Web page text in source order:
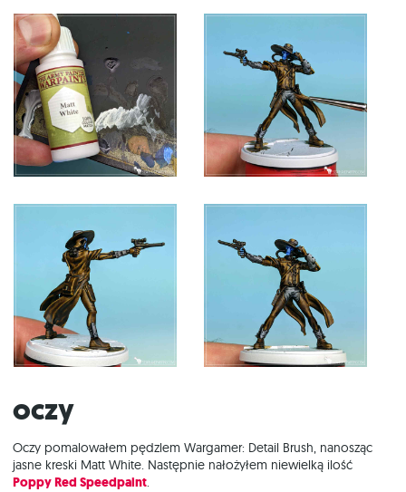
Oczy
Oczy pomalowałem pędzlem Wargamer: Detail Brush, nanosząc
jasne kreski Matt White. Następnie nałożyłem niewielką ilość
Poppy Red Speedpaint.